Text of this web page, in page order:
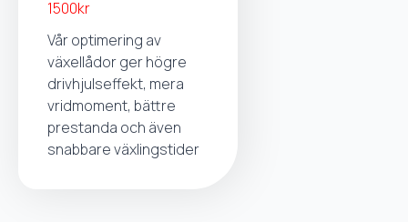
1500kr
Vår optimering av
växellådor ger högre
drivhjulseffekt, mera
vridmoment, bättre
prestanda och även
snabbare växlingstider